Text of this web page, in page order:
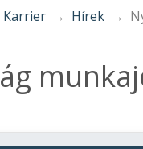
Karrier Hírek